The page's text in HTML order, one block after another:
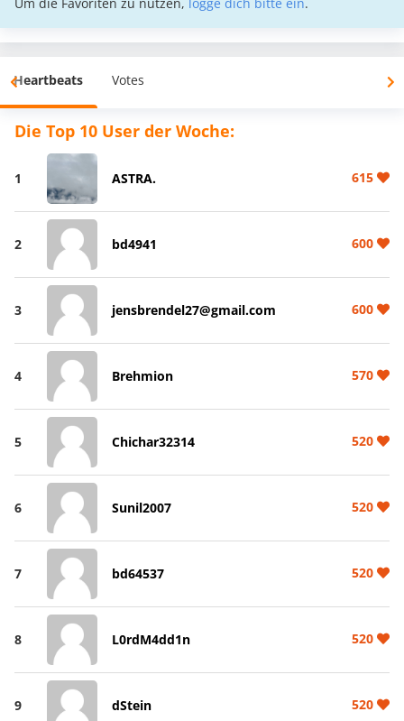
Heartbeats Votes
Die Top 10 User der Woche:
1 ASTRA. 615
2 bd4941 600
3 jensbrendel27@gmail.com 600
4 Brehmion 570
5 Chichar32314 520
6 Sunil2007 520
7 bd64537 520
8 L0rdM4dd1n 520
9 dStein 520